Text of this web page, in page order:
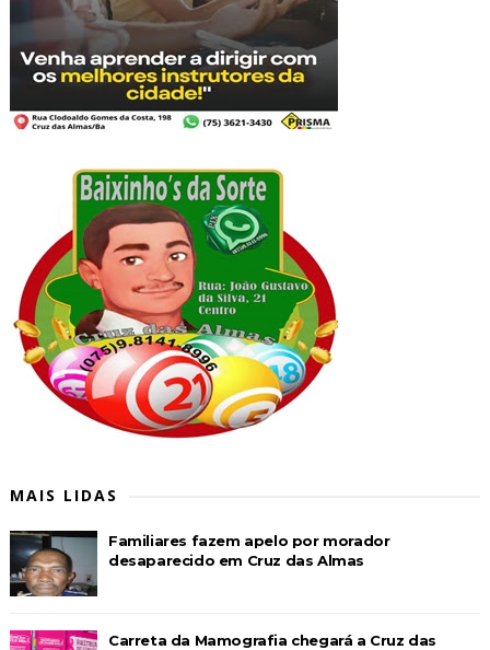
MAIS LIDAS
Familiares fazem apelo por morador
desaparecido em Cruz das Almas
Carreta da Mamografia chegará a Cruz das